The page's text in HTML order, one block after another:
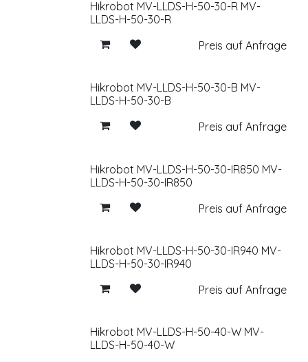
Hikrobot MV-LLDS-H-50-30-R MV-
LLDS-H-50-30-R
Preis auf Anfrage
Hikrobot MV-LLDS-H-50-30-B MV-
LLDS-H-50-30-B
Preis auf Anfrage
Hikrobot MV-LLDS-H-50-30-IR850 MV-
LLDS-H-50-30-IR850
Preis auf Anfrage
Hikrobot MV-LLDS-H-50-30-IR940 MV-
LLDS-H-50-30-IR940
Preis auf Anfrage
Hikrobot MV-LLDS-H-50-40-W MV-
LLDS-H-50-40-W